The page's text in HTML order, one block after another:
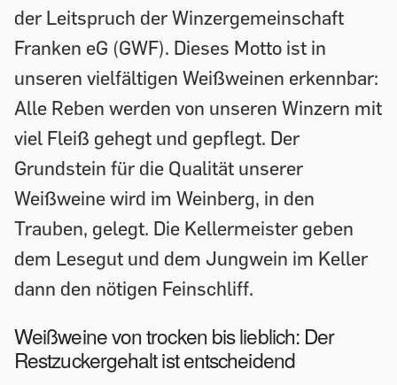
der Leitspruch der Winzergemeinschaft
Franken eG (GWF). Dieses Motto ist in
unseren vielfältigen Weißweinen erkennbar:
Alle Reben werden von unseren Winzern mit
viel Fleiß gehegt und gepflegt. Der
Grundstein für die Qualität unserer
Weißweine wird im Weinberg, in den
Trauben, gelegt. Die Kellermeister geben
dem Lesegut und dem Jungwein im Keller
dann den nötigen Feinschliff.
Weißweine von trocken bis lieblich: Der
Restzuckergehalt ist entscheidend